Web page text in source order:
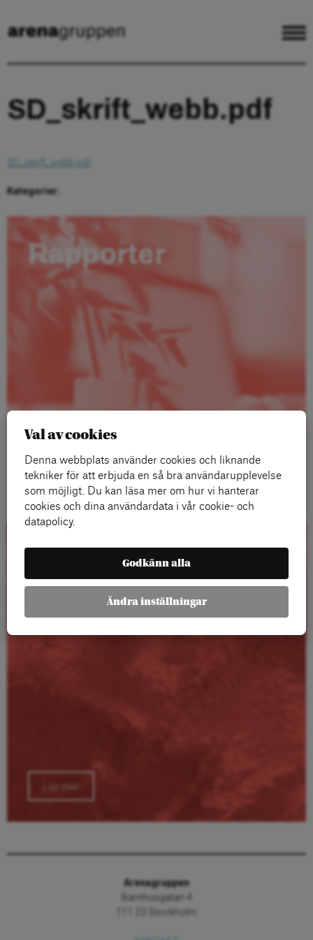
SD_skrift_webb.pdf
SD_skrift_webb.pdf
Kategorier:
Rapporter
Läs mer
Kalender
Läs mer
Arenagruppen
Barnhusgatan 4
111 23 Stockholm
Val av cookies
Denna webbplats använder cookies och liknande
tekniker för att erbjuda en så bra användarupplevelse
som möjligt. Du kan läsa mer om hur vi hanterar
cookies och dina användardata i vår cookie- och
datapolicy.
Godkänn alla
Ändra inställningar